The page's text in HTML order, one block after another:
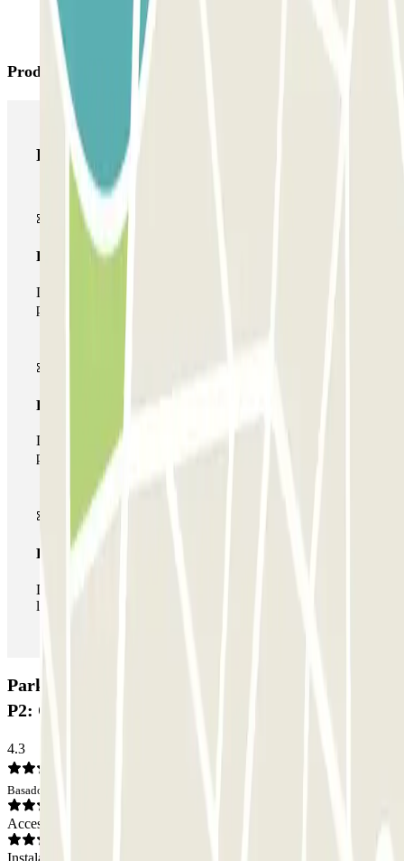
Productos de Parclick
Productos de Parclick
Pase básico
Durante tu estancia podrás entrar y salir una única vez al
parking
Pase multiparking
Durante tu estancia podrás hacer uso de toda la red de
parkings de este operador disponibles en Parclick.
Pase ilimitado
Durante tu estancia podrás entrar y salir del parking todas
las veces que quieras.
Parking Larga Estancia Sevilla-Aeropuerto AENA
P2: Opiniones
4.3
Basado en 26 opiniones
Acceso
Instalaciones